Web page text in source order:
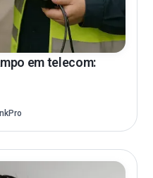
em telecom: